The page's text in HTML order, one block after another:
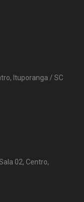
Ituporanga / SC
02, Centro,